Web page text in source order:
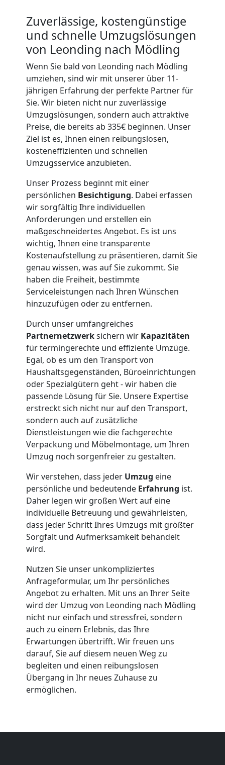
Zuverlässige, kostengünstige
und schnelle Umzugslösungen
von Leonding nach Mödling
Wenn Sie bald von Leonding nach Mödling
umziehen, sind wir mit unserer über 11-
jährigen Erfahrung der perfekte Partner für
Sie. Wir bieten nicht nur zuverlässige
Umzugslösungen, sondern auch attraktive
Preise, die bereits ab 335€ beginnen. Unser
Ziel ist es, Ihnen einen reibungslosen,
kosteneffizienten und schnellen
Umzugsservice anzubieten.
Unser Prozess beginnt mit einer
persönlichen Besichtigung. Dabei erfassen
wir sorgfältig Ihre individuellen
Anforderungen und erstellen ein
maßgeschneidertes Angebot. Es ist uns
wichtig, Ihnen eine transparente
Kostenaufstellung zu präsentieren, damit Sie
genau wissen, was auf Sie zukommt. Sie
haben die Freiheit, bestimmte
Serviceleistungen nach Ihren Wünschen
hinzuzufügen oder zu entfernen.
Durch unser umfangreiches
Partnernetzwerksichern wir Kapazitäten
für termingerechte und effiziente Umzüge.
Egal, ob es um den Transport von
Haushaltsgegenständen, Büroeinrichtungen
oder Spezialgütern geht - wir haben die
passende Lösung für Sie. Unsere Expertise
erstreckt sich nicht nur auf den Transport,
sondern auch auf zusätzliche
Dienstleistungen wie die fachgerechte
Verpackung und Möbelmontage, um Ihren
Umzug noch sorgenfreier zu gestalten.
Wir verstehen, dass jeder Umzug eine
persönliche und bedeutende Erfahrung ist.
Daher legen wir großen Wert auf eine
individuelle Betreuung und gewährleisten,
dass jeder Schritt Ihres Umzugs mit größter
Sorgfalt und Aufmerksamkeit behandelt
wird.
Nutzen Sie unser unkompliziertes
Anfrageformular, um Ihr persönliches
Angebot zu erhalten. Mit uns an Ihrer Seite
wird der Umzug von Leonding nach Mödling
nicht nur einfach und stressfrei, sondern
auch zu einem Erlebnis, das Ihre
Erwartungen übertrifft. Wir freuen uns
darauf, Sie auf diesem neuen Weg zu
begleiten und einen reibungslosen
Übergang in Ihr neues Zuhause zu
ermöglichen.